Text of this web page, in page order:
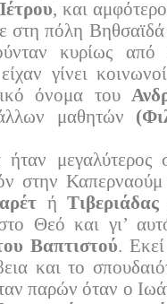
, και
στη πόλη
κυρίως από
γίνει
όνομα του
μαθητών
ήταν
στην
ή Τιβεριάδας
Θεό και γι’
Βαπτιστού.
και το
παρών όταν ο